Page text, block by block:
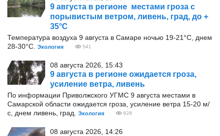
9 августа в регионе местами гроза с
порывистым ветром, ливень, град, до +
35°С
Температура воздуха 9 августа в Самаре ночью 19-21°С, днем
28-30°С.
Экология 541
08 августа 2026, 15:43
9 августа в регионе ожидается гроза,
усиление ветра, ливень
По информации Приволжского УГМС 9 августа местами в
Самарской области ожидается гроза, усиление ветра 15-20 м/
с, днем ливень, град.
Экология 628
08 августа 2026, 14:26